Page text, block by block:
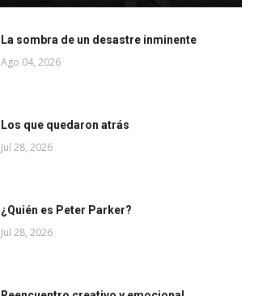
La sombra de un desastre inminente
Ago 04, 2026
Los que quedaron atrás
Jul 28, 2026
¿Quién es Peter Parker?
Jul 28, 2026